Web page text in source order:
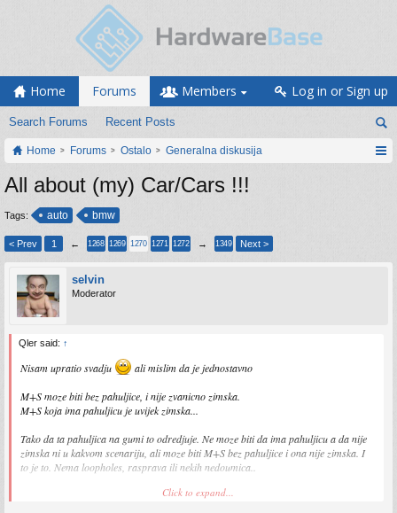
Home Forums
Search Forums Recent Posts
Members Log in or Sign up
Home Forums Ostalo Generalna diskusija
All about (my) Car/Cars !!!
Tags: auto bmw
< Prev 1 ← 1268 1269 1270 1271 1272 → 1349 Next >
selvin
Moderator
Qler said: ↑
Nisam upratio svadju
ali mislim da je jednostavno
M+S moze biti bez pahuljice, i nije zvanicno zimska.
M+S koja ima pahuljicu je uvijek zimska...
Tako da ta pahuljica na gumi to odredjuje. Ne moze biti da ima pahuljicu a da nije
zimska ni u kakvom scenariju, ali moze biti M+S bez pahuljice i ona nije zimska. I
to je to. Nema loopholes, rasprava ili nekih nedoumica..
Click to expand...